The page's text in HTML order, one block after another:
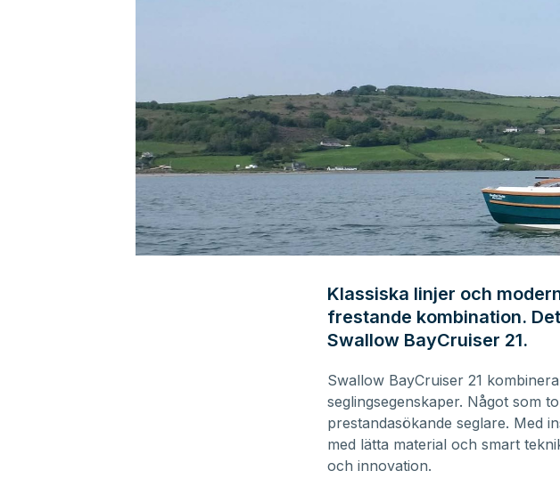
Klassiska linjer och
frestande kombination.
Swallow BayCruiser 21.
Swallow BayCruiser 21
seglingsegenskaper. Något som
prestandasökande seglare. Med
med lätta material och smart
och innovation.